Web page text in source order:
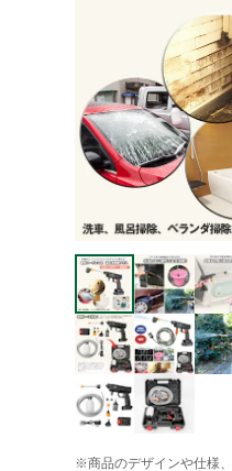
※商品のデザインや仕様